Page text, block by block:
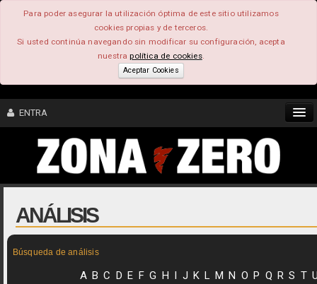
Para poder asegurar la utilización óptima de este sitio utilizamos
cookies propias y de terceros.
Si usted continúa navegando sin modificar su configuración, acepta
nuestrapolítica de cookies.
Aceptar Cookies
ENTRA
CONTENIDO
COMUNIDAD
FEEEDBACK
ANÁLISIS
Búsqueda de análisis
A B C D E F G H I J K L M N O P Q R S T